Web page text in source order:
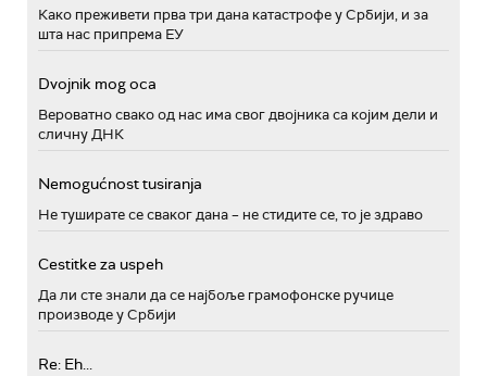
Како преживети прва три дана катастрофе у Србији, и за
шта нас припрема ЕУ
Dvojnik mog oca
Вероватно свако од нас има свог двојника са којим дели и
сличну ДНК
Nemogućnost tusiranja
Не туширате се сваког дана – не стидите се, то је здраво
Cestitke za uspeh
Да ли сте знали да се најбоље грамофонске ручице
производе у Србији
Re: Eh...